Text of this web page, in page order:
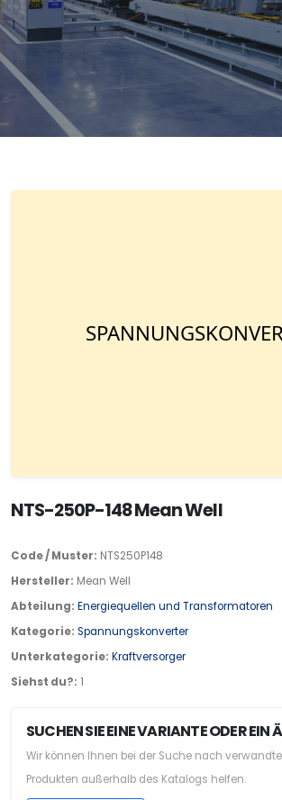
NTS-250P-148 Mean Well
Code / Muster: NTS250P148
Hersteller: Mean Well
Abteilung: Energiequellen und Transformatoren
Kategorie: Spannungskonverter
Unterkategorie: Kraftversorger
Siehst du?: 1
SUCHEN SIE EINE VARIANTE ODER EIN
Wir können Ihnen bei der Suche nach
Produkten außerhalb des Katalogs helfen.